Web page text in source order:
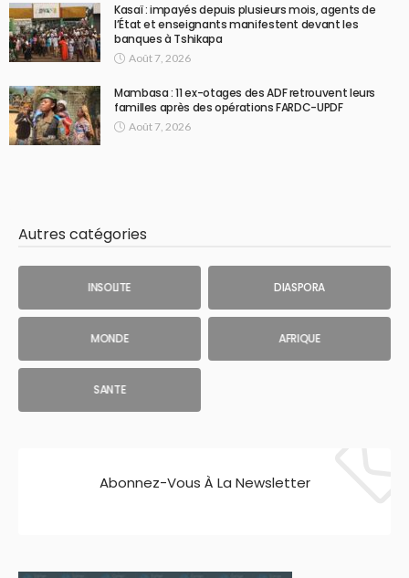
Kasaï : impayés depuis plusieurs mois, agents de
l’État et enseignants manifestent devant les
banques à Tshikapa
Août 7, 2026
Mambasa : 11 ex-otages des ADF retrouvent leurs
familles après des opérations FARDC-UPDF
Août 7, 2026
Autres catégories
INSOLITE DIASPORA
MONDE AFRIQUE
SANTE
Abonnez-Vous À La Newsletter